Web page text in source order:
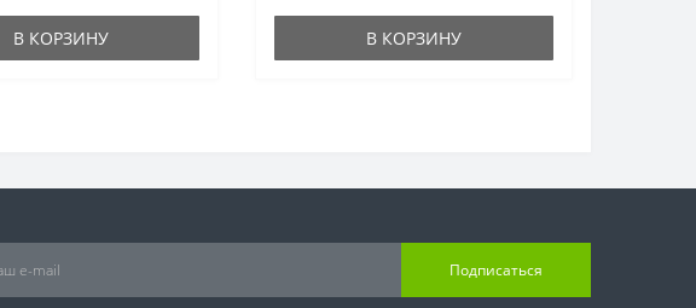
В КОРЗИНУ В КОРЗИНУ
Подписаться